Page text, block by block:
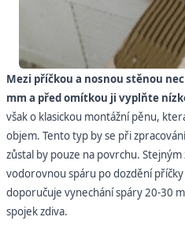
Mezi příčkou a nosnou stěnou
mm a před omítkou ji vyplňte
však o klasickou montážní pěnu,
objem. Tento typ by se při
zůstal by pouze na povrchu.
vodorovnou spáru po dozdění
doporučuje vynechání spáry 20-30
spojek zdiva.